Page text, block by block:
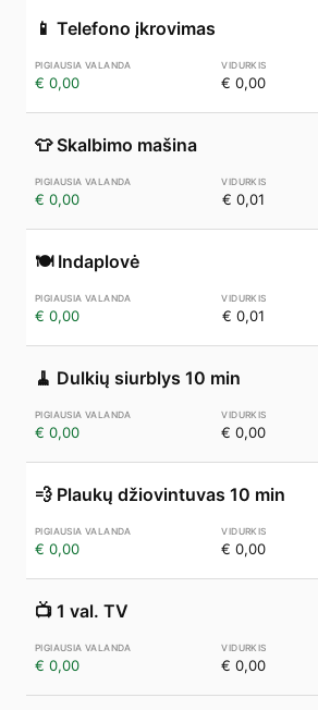
📱 Telefono įkrovimas
€ 0,00 € 0,00
👕 Skalbimo mašina
€ 0,00 € 0,01
🍽️ Indaplovė
€ 0,00 € 0,01
🧹 Dulkių siurblys 10 min
€ 0,00 € 0,00
💨 Plaukų džiovintuvas 10 min
€ 0,00 € 0,00
📺 1 val. TV
€ 0,00 € 0,00